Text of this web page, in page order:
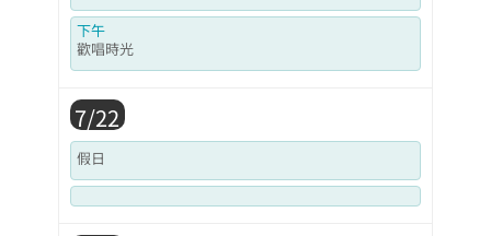
下午
歡唱時光
7/22
假日